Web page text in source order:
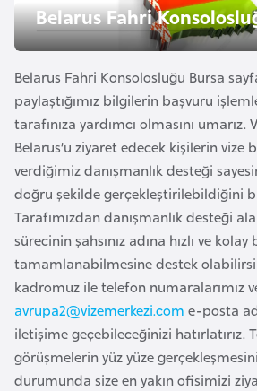
z
e
İ
ş
l
e
m
l
e
r
i
Belarus Fahri
Belarus Fahri Konsolosluğu Bursa
paylaştığımız bilgilerin başvuru
tarafınıza yardımcı olmasını
Belarus’u ziyaret edecek kişilerin vize
verdiğimiz danışmanlık desteği
doğru şekilde gerçekleştirilebildiğini
Tarafımızdan danışmanlık desteği
sürecinin şahsınız adına hızlı ve
tamamlanabilmesine destek
kadromuz ile telefon numaralarımız
avrupa2@vizemerkezi.com e-posta
iletişime geçebileceğinizi hatırlatırız.
görüşmelerin yüz yüze
durumunda size en yakın ofisimizi
v
u
s
u
r
a
A
z
e
r
b
a
y